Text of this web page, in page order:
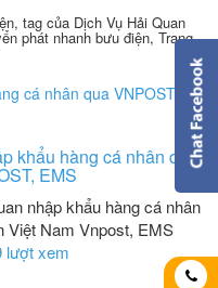
tag của Dịch Vụ Hải Quan
phát nhanh bưu điện, Trang
khẩu hàng cá nhân qua
EMS
nhập khẩu hàng cá nhân
Việt Nam Vnpost, EMS
lượt xem